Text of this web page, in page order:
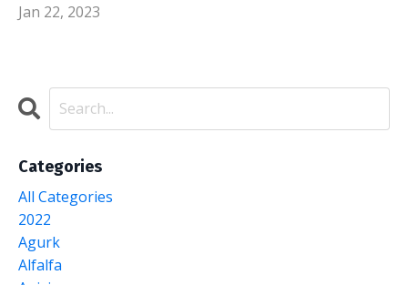
Jan 22, 2023
Categories
All Categories
2022
Agurk
Alfalfa